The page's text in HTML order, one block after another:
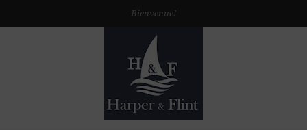
Bienvenue!